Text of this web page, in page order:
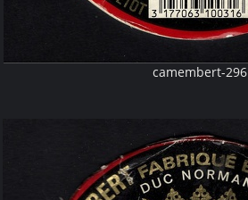
camembert-296